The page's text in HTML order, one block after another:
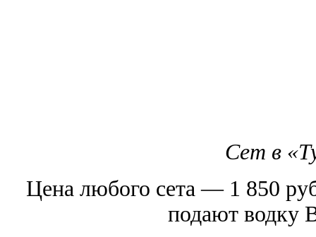
Сет в
Цена любого сета — 1 850
подают водку